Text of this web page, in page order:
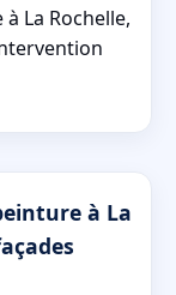
La Rochelle,
à La